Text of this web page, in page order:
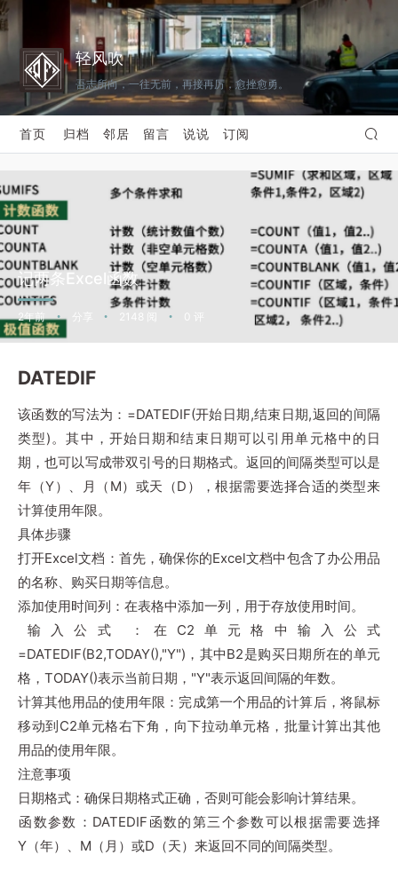
轻风吹
吾志所向，一往无前，再接再厉，愈挫愈勇。
首页 归档 邻居 留言 说说 订阅
记两条Excel函数
2年前 • 分享 • 2148 阅 • 0 评
DATEDIF
该函数的写法为：=DATEDIF(开始日期,结束日期,返回的间隔
类型)。其中，开始日期和结束日期可以引用单元格中的日
期，也可以写成带双引号的日期格式。返回的间隔类型可以是
年（Y）、月（M）或天（D），根据需要选择合适的类型来
计算使用年限。‌
具体步骤
‌打开Excel文档‌：首先，确保你的Excel文档中包含了办公用品
的名称、购买日期等信息。
‌添加使用时间列‌：在表格中添加一列，用于存放使用时间。
‌输入公式‌：在C2单元格中输入公式
=DATEDIF(B2,TODAY(),"Y")，其中B2是购买日期所在的单元
格，TODAY()表示当前日期，"Y"表示返回间隔的年数。
‌计算其他用品的使用年限‌：完成第一个用品的计算后，将鼠标
移动到C2单元格右下角，向下拉动单元格，批量计算出其他
用品的使用年限。
注意事项
‌日期格式‌：确保日期格式正确，否则可能会影响计算结果。
‌函数参数‌：DATEDIF函数的第三个参数可以根据需要选择
Y（年）、M（月）或D（天）来返回不同的间隔类型。